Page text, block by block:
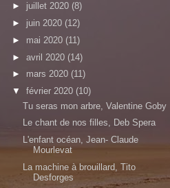
► juillet 2020 (8)
► juin 2020 (12)
► mai 2020 (11)
► avril 2020 (14)
► mars 2020 (11)
▼ février 2020 (10)
Tu seras mon arbre, Valentine Goby
Le chant de nos filles, Deb Spera
L'enfant océan, Jean- Claude
Mourlevat
La machine à brouillard, Tito
Desforges